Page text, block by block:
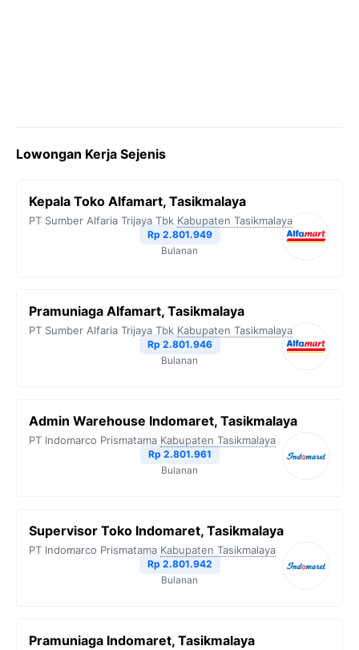
Lowongan Kerja Sejenis
Kepala Toko Alfamart, Tasikmalaya
PT Sumber Alfaria Trijaya Tbk Kabupaten Tasikmalaya
Rp 2.801.949
Bulanan
Pramuniaga Alfamart, Tasikmalaya
PT Sumber Alfaria Trijaya Tbk Kabupaten Tasikmalaya
Rp 2.801.946
Bulanan
Admin Warehouse Indomaret, Tasikmalaya
PT Indomarco Prismatama Kabupaten Tasikmalaya
Rp 2.801.961
Bulanan
Supervisor Toko Indomaret, Tasikmalaya
PT Indomarco Prismatama Kabupaten Tasikmalaya
Rp 2.801.942
Bulanan
Pramuniaga Indomaret, Tasikmalaya